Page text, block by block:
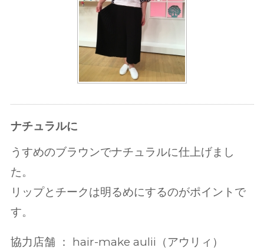
ナチュラルに
うすめのブラウンでナチュラルに仕上げまし
た。
リップとチークは明るめにするのがポイントで
す。
協力店舗 ： hair-make aulii（アウリィ）